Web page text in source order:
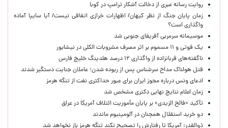
روایت رسانه عبری از دخالت آشکار ترامپ در کوبا
زمان پایان جنگ از نظر کیهان/ اظهارات خرازی اتفاقی نیست/ آیا سایپا آماده
واگذاری است؟
موسیمانه سرمربی آفریقای جنوبی شد
یک فوتی و ۱۱ مسموم بر اثر مصرف مشروبات الکلی در نیشابور
ناگفته‌های قربانزاده از واگذاری ۱۲ درصد هلدینگ خلیج فارس
قتل هولناک مداح سرشناس پس از ربوده شدن؛ عاملان جنایت دستگیر شدند
ادعای ونس درباره مجوز ایران برای عبور حداکثری نفت از تنگه هرمز
زمان اعلام نتایج نهایی دکتری مشخص شد
تأکید «فالح الزیدی» بر پایان مأموریت ائتلاف آمریکا در عراق
دو خرید استقلال همچنان در آلومینیوم ماندند
ذوالقدر: آمریکا تا رفتارش را تصحیح نکند تنگه هرمز باز نخواهد شد